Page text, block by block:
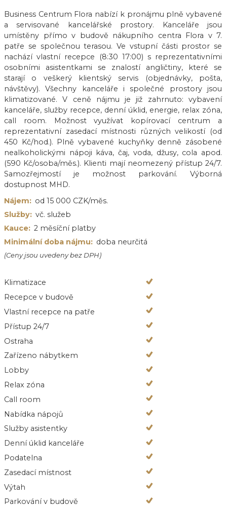
Business Centrum Flora nabízí k pronájmu plně vybavené
a servisované kancelářské prostory. Kanceláře jsou
umístěny přímo v budově nákupního centra Flora v 7.
patře se společnou terasou. Ve vstupní části prostor se
nachází vlastní recepce (8:30 17:00) s reprezentativními
osobními asistentkami se znalostí angličtiny, které se
starají o veškerý klientský servis (objednávky, pošta,
návštěvy). Všechny kanceláře i společné prostory jsou
klimatizované. V ceně nájmu je již zahrnuto: vybavení
kanceláře, služby recepce, denní úklid, energie, relax zóna,
call room. Možnost využívat kopírovací centrum a
reprezentativní zasedací místnosti různých velikostí (od
450 Kč/hod.). Plně vybavené kuchyňky denně zásobené
nealkoholickými nápoji káva, čaj, voda, džusy, cola apod.
(590 Kč/osoba/měs.). Klienti mají neomezený přístup 24/7.
Samozřejmostí je možnost parkování. Výborná
dostupnost MHD.
Nájem: od 15 000 CZK/měs.
Služby: vč. služeb
Kauce: 2 měsíční platby
Minimální doba nájmu: doba neurčitá
(Ceny jsou uvedeny bez DPH)
Klimatizace
Recepce v budově
Vlastní recepce na patře
Přístup 24/7
Ostraha
Zařízeno nábytkem
Lobby
Relax zóna
Call room
Nabídka nápojů
Služby asistentky
Denní úklid kanceláře
Podatelna
Zasedací místnost
Výtah
Parkování v budově